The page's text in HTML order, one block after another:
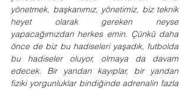
yönetmek, başkanımız, yönetimiz, biz teknik
heyet olarak gereken neyse
yapacağımızdan herkes emin. Çünkü daha
önce de biz bu hadiseleri yaşadık, futbolda
bu hadiseler oluyor, olmaya da davam
edecek. Bir yandan kayıplar, bir yandan
fiziki yorgunluklar bindiğinde adrenalin fazla